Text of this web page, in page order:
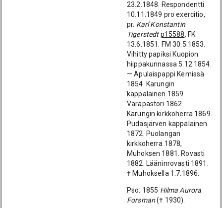
23.2.1848. Respondentti
10.11.1849 pro exercitio,
pr. Karl Konstantin
Tigerstedt p15588 . FK
13.6.1851. FM 30.5.1853.
Vihitty papiksi Kuopion
hiippakunnassa 5.12.1854.
— Apulaispappi Kemissä
1854. Karungin
kappalainen 1859.
Varapastori 1862.
Karungin kirkkoherra 1869.
Pudasjärven kappalainen
1872. Puolangan
kirkkoherra 1878,
Muhoksen 1881. Rovasti
1882. Lääninrovasti 1891.
† Muhoksella 1.7.1896.
Pso: 1855 Hilma Aurora
Forsman(† 1930).